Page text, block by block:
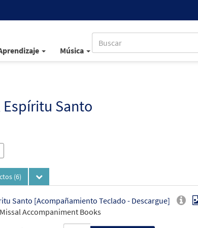
Música
Espíritu Santo
(6)
Santo [Acompañamiento Teclado - Descargue]
Accompaniment Books